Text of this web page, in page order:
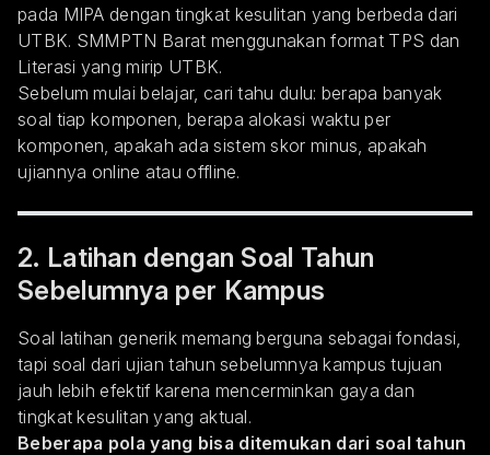
pada MIPA dengan tingkat kesulitan yang berbeda dari
UTBK. SMMPTN Barat menggunakan format TPS dan
Literasi yang mirip UTBK.
Sebelum mulai belajar, cari tahu dulu: berapa banyak
soal tiap komponen, berapa alokasi waktu per
komponen, apakah ada sistem skor minus, apakah
ujiannya online atau offline.
2. Latihan dengan Soal Tahun
Sebelumnya per Kampus
Soal latihan generik memang berguna sebagai fondasi,
tapi soal dari ujian tahun sebelumnya kampus tujuan
jauh lebih efektif karena mencerminkan gaya dan
tingkat kesulitan yang aktual.
Beberapa pola yang bisa ditemukan dari soal tahun